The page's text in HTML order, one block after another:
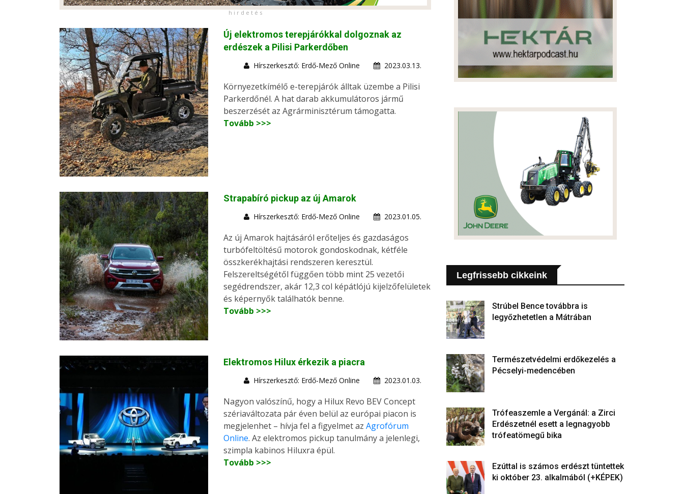
h i r d e t é s
Új elektromos terepjárókkal dolgoznak az
erdészek a Pilisi Parkerdőben
Hírszerkesztő: Erdő-Mező Online 2023.03.13.
Környezetkímélő e-terepjárók álltak üzembe a Pilisi
Parkerdőnél. A hat darab akkumulátoros jármű
beszerzését az Agrárminisztérum támogatta.
Tovább >>>
Strapabíró pickup az új Amarok
Hírszerkesztő: Erdő-Mező Online 2023.01.05.
Az új Amarok hajtásáról erőteljes és gazdaságos
turbófeltöltésű motorok gondoskodnak, kétféle
összkerékhajtási rendszeren keresztül.
Felszereltségétől függően több mint 25 vezetői
segédrendszer, akár 12,3 col képátlójú kijelzőfelületek
és képernyők találhatók benne.
Tovább >>>
Elektromos Hilux érkezik a piacra
Hírszerkesztő: Erdő-Mező Online 2023.01.03.
Nagyon valószínű, hogy a Hilux Revo BEV Concept
szériaváltozata pár éven belül az európai piacon is
megjelenhet – hívja fel a figyelmet az Agrofórum
Online. Az elektromos pickup tanulmány a jelenlegi,
szimpla kabinos Hiluxra épül.
Tovább >>>
Legfrissebb cikkeink
Strúbel Bence továbbra is
legyőzhetetlen a Mátrában
Természetvédelmi erdőkezelés a
Pécselyi-medencében
Trófeaszemle a Vergánál: a Zirci
Erdészetnél esett a legnagyobb
trófeatömegű bika
Ezúttal is számos erdészt tüntettek
ki október 23. alkalmából (+KÉPEK)